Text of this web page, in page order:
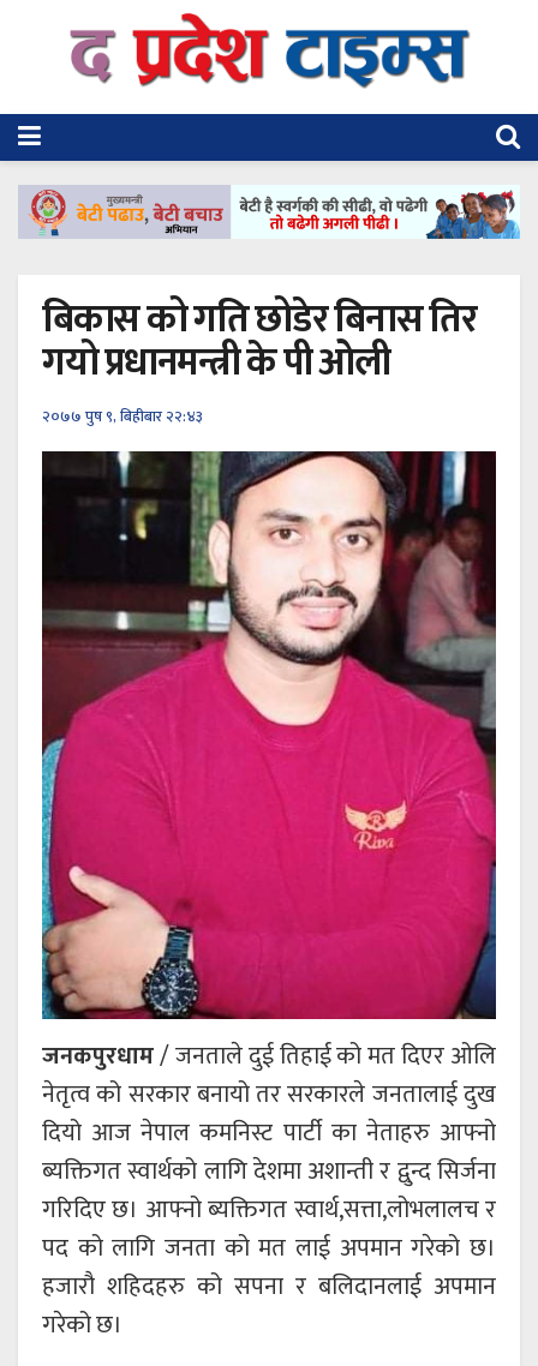
बिकास को गति छोडेर बिनास तिर
गयो प्रधानमन्त्री के पी ओली
२०७७ पुष ९, बिहीबार २२:४३
जनकपुरधाम/ जनताले दुई तिहाई को मत दिएर ओलि
नेतृत्व को सरकार बनायो तर सरकारले जनतालाई दुख
दियो आज नेपाल कमनिस्ट पार्टी का नेताहरु आफ्नो
ब्यक्तिगत स्वार्थको लागि देशमा अशान्ती र द्वुन्द सिर्जना
गरिदिए छ। आफ्नो ब्यक्तिगत स्वार्थ,सत्ता,लोभलालच र
पद को लागि जनता को मत लाई अपमान गरेको छ।
हजारौ शहिदहरु को सपना र बलिदानलाई अपमान
गरेको छ।